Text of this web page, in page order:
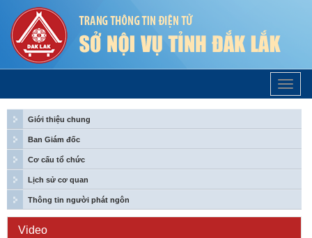
Trang
Chủ
Giới thiệu chung
Ban Giám đốc
Cơ cấu tổ chức
Lịch sử cơ quan
Thông tin người phát ngôn
Video